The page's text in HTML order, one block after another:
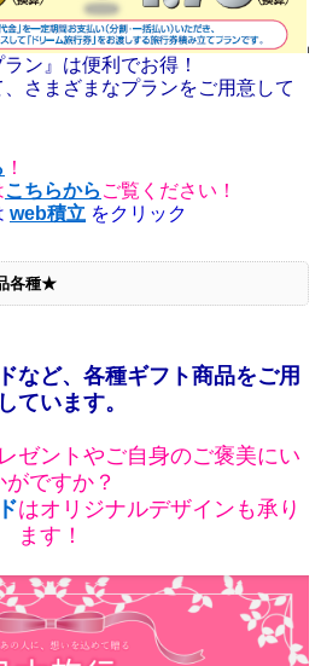
ン』は便利でお得！
さまざまなプランをご用意して
！
こちらから ご覧ください！
web積立 をクリック
各種★
など、各種ギフト商品をご用
ています。
ゼントやご自身のご褒美にい
がですか？
はオリジナルデザインも承り
ます！